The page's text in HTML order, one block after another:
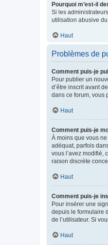
Pourquoi m’est-il
Si les
utilisation abusive
Haut
Problèmes de
Comment puis-je
Pour publier un
d’être inscrit avant
dans ce forum, vous
Haut
Comment puis-je
À moins que vous
adéquat, parfois
vous l’avez modifié,
raison discrète
Haut
Comment puis-je
Pour insérer une
depuis le formulaire
de l’utilisateur. Si
Haut